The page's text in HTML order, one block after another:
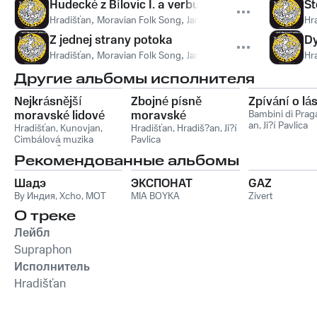
Hudecké z Bílovic I. a verbuňk
Hradišťan, Moravian Folk Song, Jaroslav Staněk
Z jednej strany potoka
Hradišťan, Moravian Folk Song, Jaroslav Staněk Věra
Другие альбомы исполнителя
Nejkrásnější
moravské lidové
písně 2 - Okolo
Hradišťa
Hradišťan, Kunovjan,
Cimbálová muzika
Jaroslava Čecha
Zbojné písně
moravské
Hradišťan, Hradiš?an,Ji?í
Pavlica
Zpívání o
Bambini di
an,Ji?í Pavlica
Рекомендованные альбомы
Шадэ
By Индия,Xcho, MOT
ЭКСПОНАТ
MIA BOYKA
GAZ
Zivert
О треке
Лейбл
Supraphon
Исполнитель
Hradišťan